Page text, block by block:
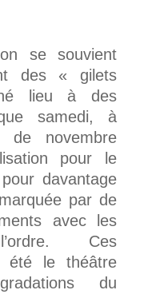
se souvient
des « gilets
lieu à des
samedi, à
de novembre
pour le
davantage
par de
avec les
Ces
été le théâtre
du